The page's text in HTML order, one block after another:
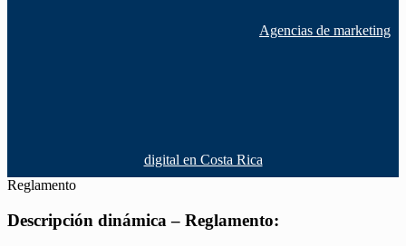
Agencias de marketing
digital en Costa Rica
Reglamento
Descripción dinámica – Reglamento: